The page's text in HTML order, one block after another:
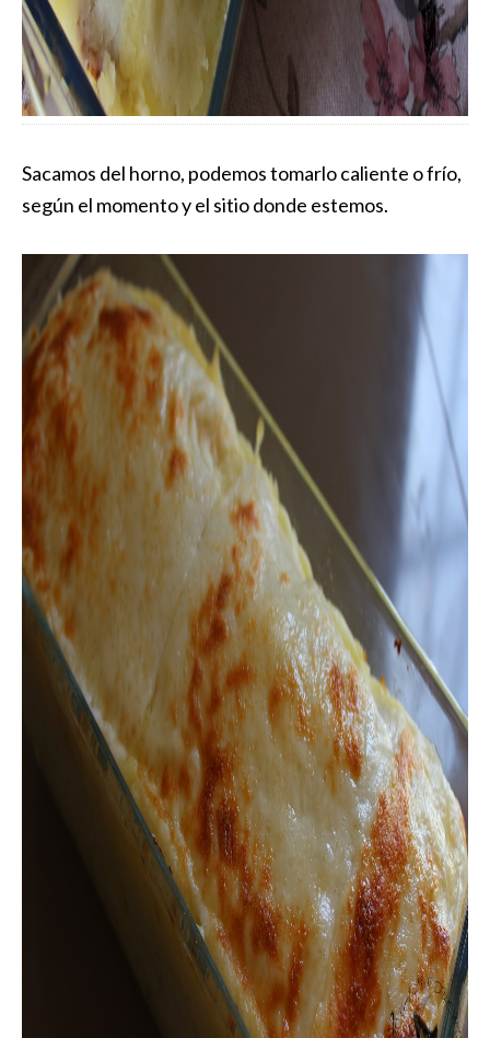
Sacamos del horno, podemos tomarlo caliente o frío,
según el momento y el sitio donde estemos.